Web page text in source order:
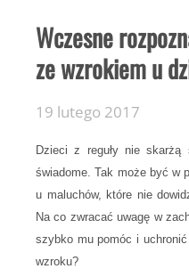
Wczesne
ze wzrokiem u
19 lutego 2017
Dzieci z reguły nie
świadome. Tak może być w
u maluchów, które nie
Na co zwracać uwagę w
szybko mu pomóc i
wzroku?